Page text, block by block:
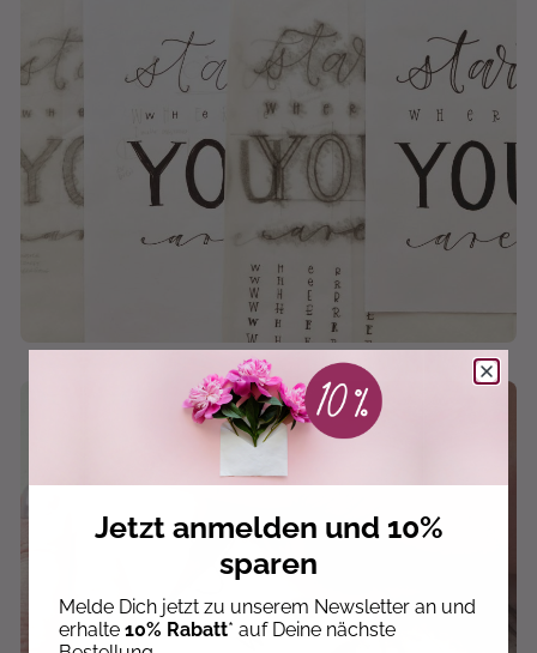
Jetzt anmelden und 10%
sparen
Melde Dich jetzt zu unserem Newsletter an und
erhalte 10% Rabatt* auf Deine nächste